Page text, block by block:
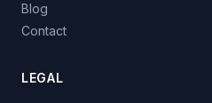
Blog
Contact
LEGAL